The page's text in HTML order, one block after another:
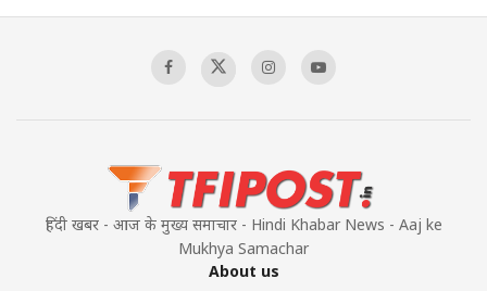
हिंदी खबर - आज के मुख्य समाचार - Hindi Khabar News - Aaj ke
Mukhya Samachar
About us